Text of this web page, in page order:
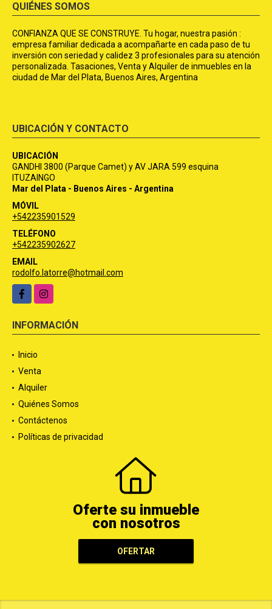
QUIÉNES SOMOS
CONFIANZA QUE SE CONSTRUYE. Tu hogar, nuestra pasión :
empresa familiar dedicada a acompañarte en cada paso de tu
inversión con seriedad y calidez 3 profesionales para su atención
personalizada. Tasaciones, Venta y Alquiler de inmuebles en la
ciudad de Mar del Plata, Buenos Aires, Argentina
UBICACIÓN Y CONTACTO
UBICACIÓN
GANDHI 3800 (Parque Camet) y AV JARA 599 esquina
ITUZAINGO
Mar del Plata - Buenos Aires - Argentina
MÓVIL
+542235901529
TELÉFONO
+542235902627
EMAIL
rodolfo.latorre@hotmail.com
FacebookInstagram
INFORMACIÓN
Inicio
Venta
Alquiler
Quiénes Somos
Contáctenos
Políticas de privacidad
Oferte su inmueble
con nosotros
OFERTAR